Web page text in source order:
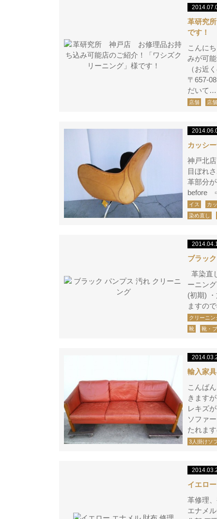
革研究
です！
こんに
みが可
（お近
〒657-
だいて
店舗 店
カッシ
神戸北
目ぼれ
革部分
before
イス
カ
染め直し
ブラッ
革染直
ーニン
(初期)
ますの
クリーニン
靴
靴・
輸入家
こんば
きます
レキズ
ソファ
たれま
3人掛けソ
イエロ
革修理
エナメ